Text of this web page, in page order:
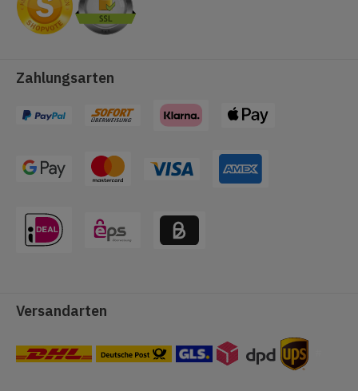
Zahlungsarten
Versandarten